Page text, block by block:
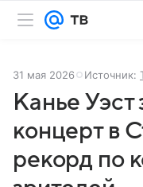
31 мая 2026 Источник:
Канье Уэст
концерт в
рекорд по